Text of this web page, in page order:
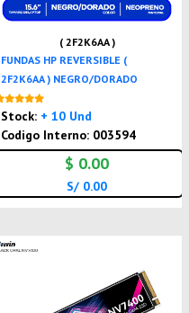
( 2F2K6AA )
FUNDAS HP REVERSIBLE (
2F2K6AA ) NEGRO/DORADO
Stock: + 10 Und
Codigo Interno: 003594
$ 0.00
S/ 0.00